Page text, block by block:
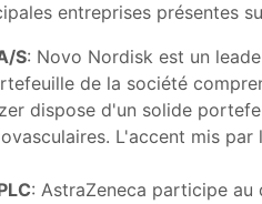
entreprises présentes
S: Novo Nordisk est un
de la société
dispose d'un solide
L'accent mis
: AstraZeneca participe